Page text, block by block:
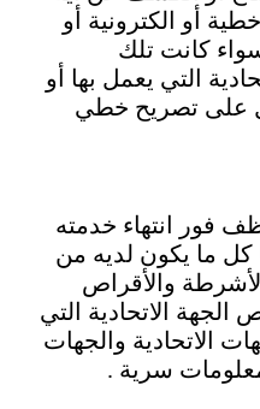
أو الكترونية أو
كانت تلك
التي يعمل بها أو
على تصريح خطي
فور انتهاء خدمته
كل ما يكون لديه من
والأقراص
الجهة الاتحادية التي
الاتحادية والجهات
سرية .